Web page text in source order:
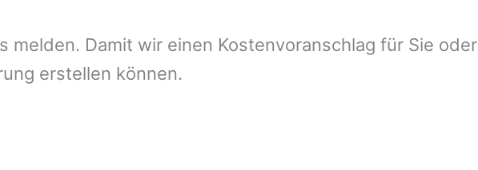
melden. Damit wir einen Kostenvoranschlag für Sie oder
erstellen können.